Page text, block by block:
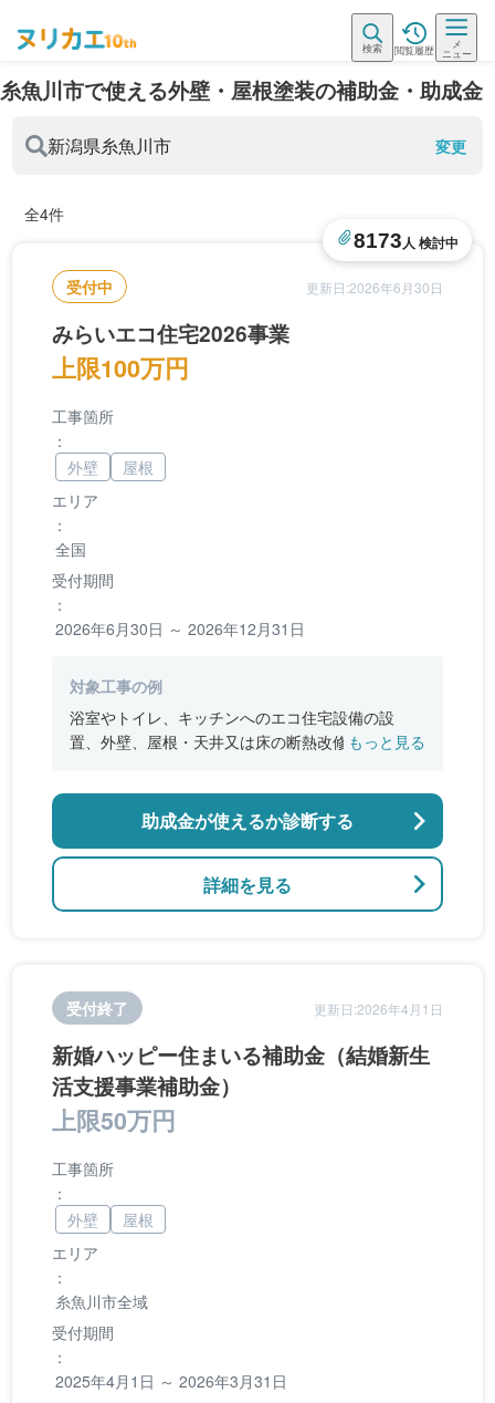
検索 閲覧履歴
メ
ニュー
糸魚川市で使える外壁・屋根塗装の補助金・助成金
新潟県糸魚川市 変更
全4件
受付中 更新日:2026年6月30日
みらいエコ住宅2026事業
上限100万円
8173人 検討中
エリア
：
全国
受付期間
：
2026年6月30日 ～ 2026年12月31日
工事箇所
：
外壁
屋根
対象工事の例
浴室やトイレ、キッチンへのエコ住宅設備の設
置、外壁、屋根・天井又は床の断熱改修、窓やド
のバリアフリー改修
もっと見る
詳細を見る
助成金が使えるか診断する
受付終了 更新日:2026年4月1日
新婚ハッピー住まいる補助金（結婚新生
活支援事業補助金）
上限50万円
エリア
：
糸魚川市全域
受付期間
：
2025年4月1日 ～ 2026年3月31日
工事箇所
：
外壁
屋根